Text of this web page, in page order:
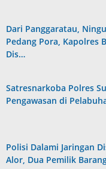
Dari Panggaratau,
Pedang Pora, Kapolres
Dis…
Satresnarkoba Polres
Pengawasan di
Polisi Dalami Jaringan
Alor, Dua Pemilik